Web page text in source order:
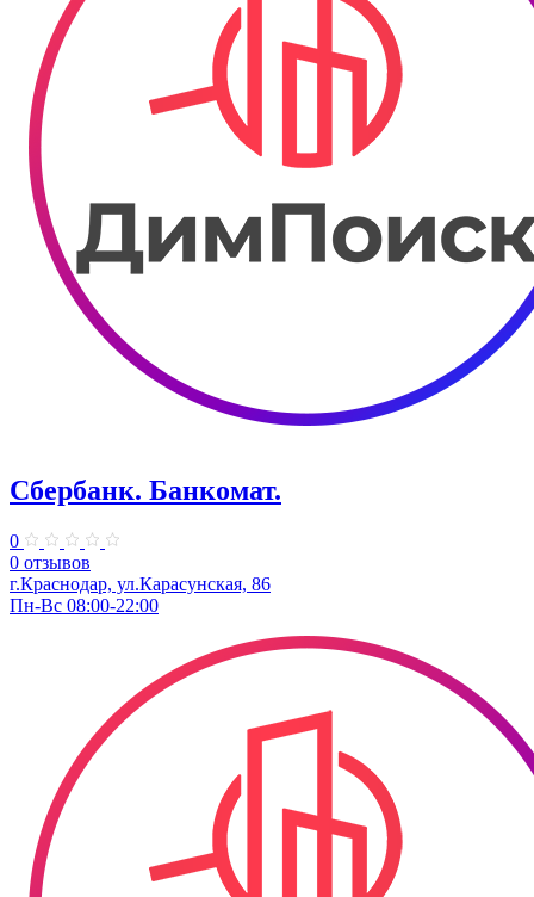
Сбербанк. Банкомат.
0
0 отзывов
г.Краснодар, ул.​​Карасунская, 86
Пн-Вс 08:00-22:00